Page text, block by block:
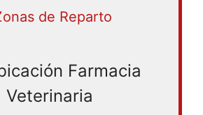
San Martín de Porres,
de Reparto
Farmacia
Veterinaria